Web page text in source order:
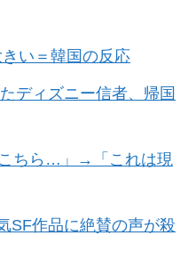
い＝韓国の反応
ディズニー信者、帰国
こちら…」→「これは現
SF作品に絶賛の声が殺